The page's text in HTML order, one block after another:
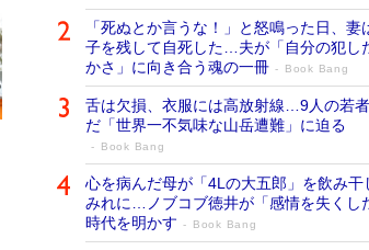
「死ぬとか言うな！」と怒鳴った日、妻
子を残して自死した…夫が「自分の犯し
かさ」に向き合う魂の一冊
Book Bang
舌は欠損、衣服には高放射線…9人の若
だ「世界一不気味な山岳遭難」に迫る
Book Bang
心を病んだ母が「4Lの大五郎」を飲み干
みれに…ノブコブ徳井が「感情を失くし
時代を明かす
Book Bang